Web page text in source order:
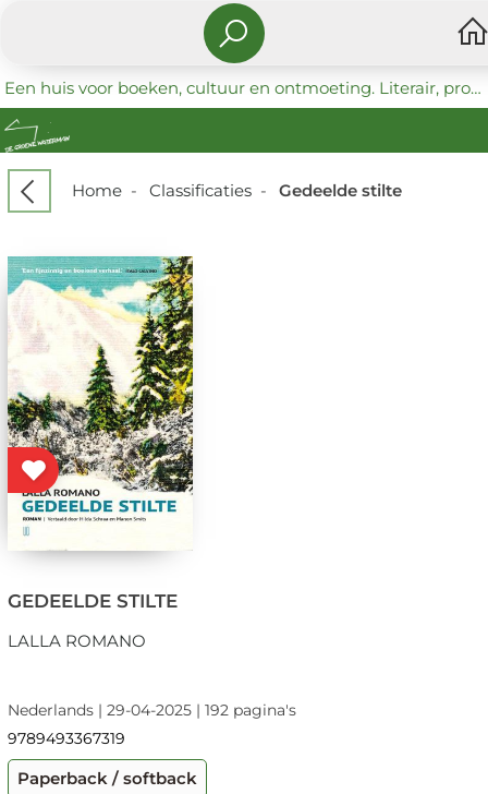
Een huis voor boeken, cultuur en ontmoeting. Literair, progressief en coöperatief.
Home- Classificaties- Gedeelde stilte
GEDEELDE STILTE
LALLA ROMANO
Nederlands | 29-04-2025 | 192 pagina's
9789493367319
Paperback / softback